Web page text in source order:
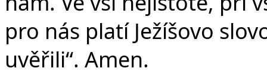
pro nás platí Ježíšovo
uvěřili“. Amen.